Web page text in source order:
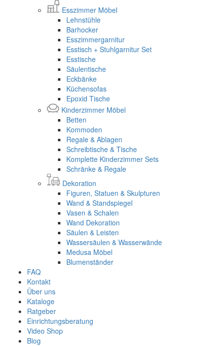
Esszimmer Möbel
Lehnstühle
Barhocker
Esszimmergarnitur
Esstisch + Stuhlgarnitur Set
Esstische
Säulentische
Eckbänke
Küchensofas
Epoxid Tische
Kinderzimmer Möbel
Betten
Kommoden
Regale & Ablagen
Schreibtische & Tische
Komplette Kinderzimmer Sets
Schränke & Regale
Dekoration
Figuren, Statuen & Skulpturen
Wand & Standspiegel
Vasen & Schalen
Wand Dekoration
Säulen & Leisten
Wassersäulen & Wasserwände
Medusa Möbel
Blumenständer
FAQ
Kontakt
Über uns
Kataloge
Ratgeber
Einrichtungsberatung
Video Shop
Blog